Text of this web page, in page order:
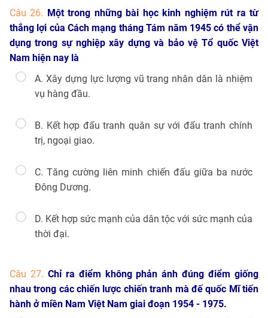
Câu 26. Một trong những bài học kinh nghiệm rút ra từ
thắng lợi của Cách mạng tháng Tám năm 1945 có thể vận
dụng trong sự nghiệp xây dựng và bảo vệ Tổ quốc Việt
Nam hiện nay là
A. Xây dựng lực lượng vũ trang nhân dân là nhiệm
vụ hàng đầu.
B. Kết hợp đấu tranh quân sự với đấu tranh chính
trị, ngoại giao.
C. Tăng cường liên minh chiến đấu giữa ba nước
Đông Dương.
D. Kết hợp sức mạnh của dân tộc với sức mạnh của
thời đại.
Câu 27. Chỉ ra điểm không phản ánh đúng điểm giống
nhau trong các chiến lược chiến tranh mà đế quốc Mĩ tiến
hành ở miền Nam Việt Nam giai đoạn 1954 - 1975.